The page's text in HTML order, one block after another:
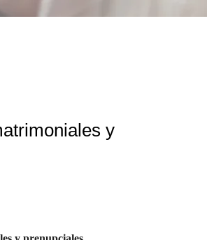
y